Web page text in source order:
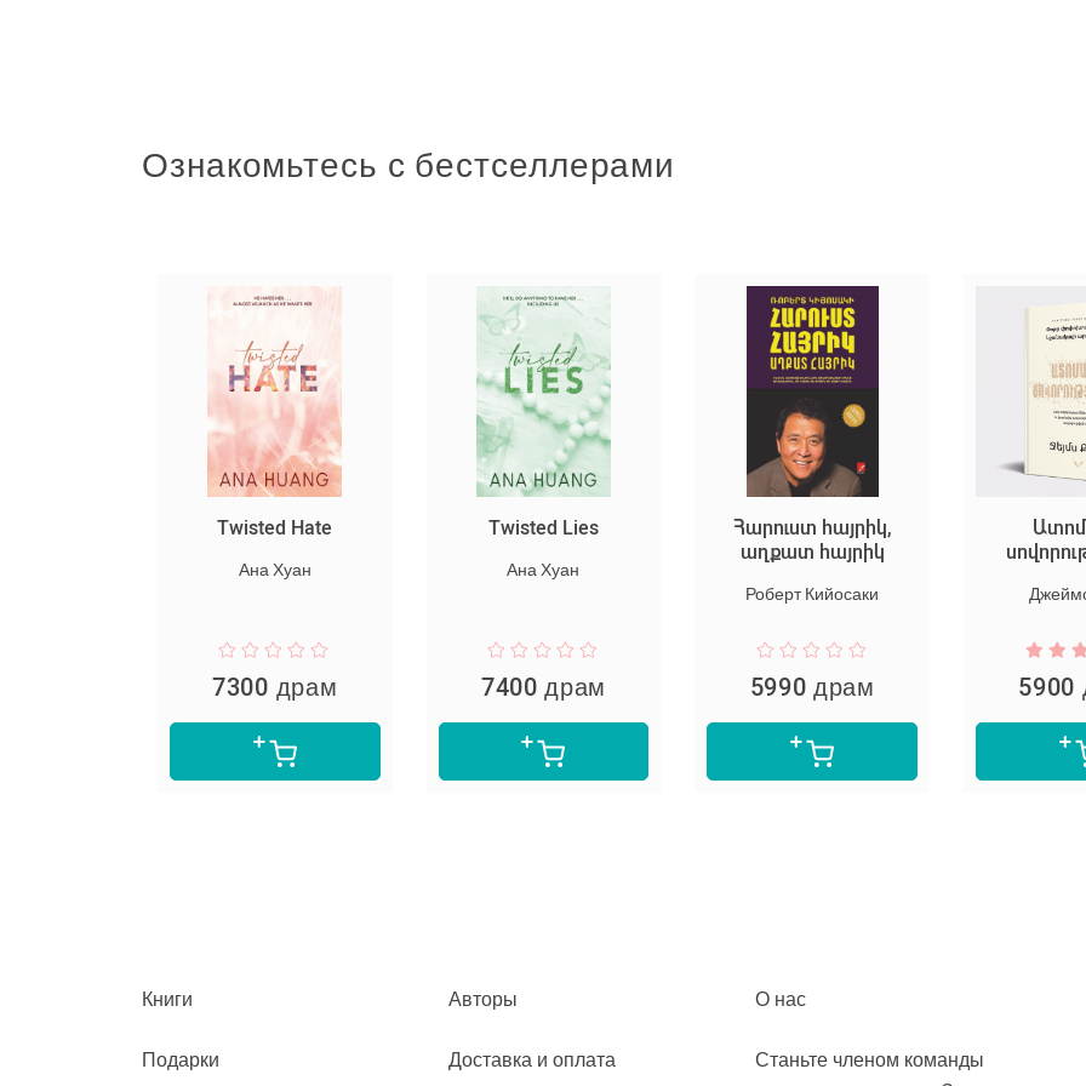
Ознакомьтесь с бестселлерами
Twisted Hate
Ана Хуан
7300 драм
Twisted Lies
Ана Хуан
7400 драм
Հարուստ հայրիկ,
աղքատ հայրիկ
Роберт Кийосаки
5990 драм 5900
Книги
Подарки
Авторы
Доставка и оплата
О нас
Станьте членом команды